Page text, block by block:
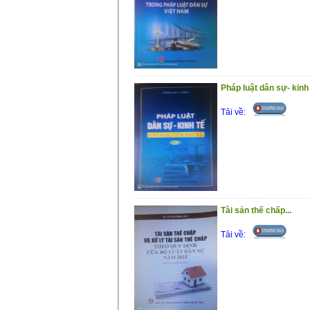
Pháp luật dân sự- kinh
Tải về:
Tài sản thế chấp...
Tải về: